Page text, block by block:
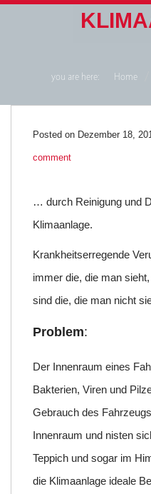
you are here: Home
18
DEZ.
0
Posted on Dezember 18,
comment
… durch Reinigung und
Klimaanlage.
Krankheitserregende
immer die, die man
sind die, die man nicht
Problem:
Der Innenraum eines
Bakterien, Viren und
Gebrauch des
Innenraum und nisten
Teppich und sogar im
die Klimaanlage ideale